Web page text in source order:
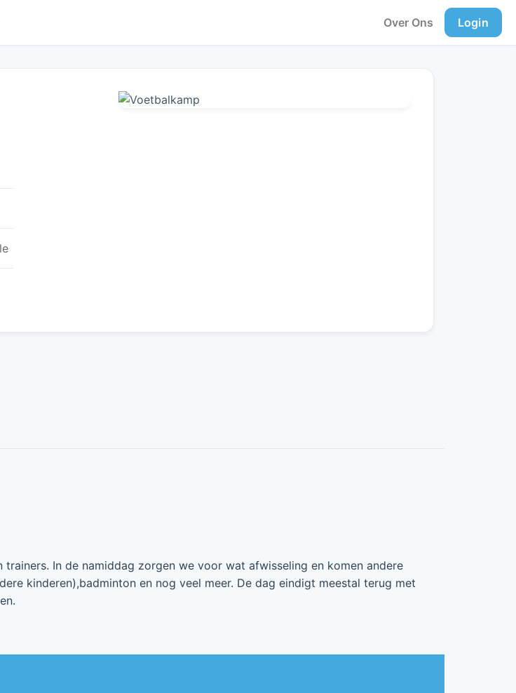
Over Ons Login
In de namiddag zorgen we voor wat afwisseling en komen andere
kinderen),badminton en nog veel meer. De dag eindigt meestal terug met